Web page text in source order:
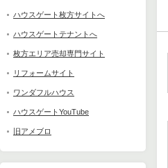
ハウスゲート枚方サイトへ
ハウスゲートテナントへ
枚方エリア売却専門サイト
リフォームサイト
ワンダフルハウス
ハウスゲートYouTube
旧アメブロ